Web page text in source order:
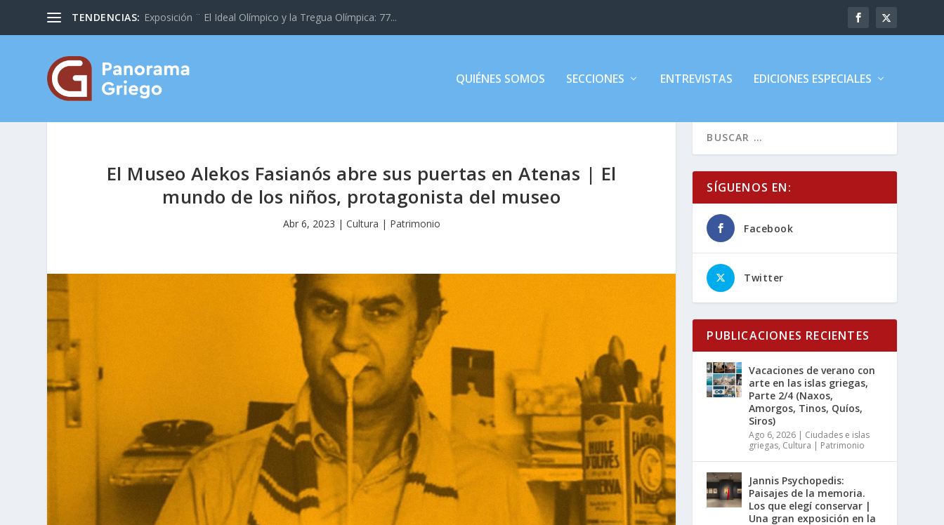
TENDENCIAS: Exposición ¨ El Ideal Olímpico y la Tregua Olímpica: 77...
QUIÉNES SOMOS SECCIONES ENTREVISTAS EDICIONES ESPECIALES
El Museo Alekos Fasianós abre sus puertas en Atenas | El
mundo de los niños, protagonista del museo
Abr 6, 2023 | Cultura | Patrimonio
SÍGUENOS EN:
Facebook
Twitter
PUBLICACIONES RECIENTES
Vacaciones de verano con
arte en las islas griegas,
Parte 2/4 (Naxos,
Amorgos, Tinos, Quíos,
Siros)
Ago 6, 2026 | Ciudades e islas
griegas, Cultura | Patrimonio
Jannis Psychopedis:
Paisajes de la memoria.
Los que elegí conservar |
Una gran exposición en la